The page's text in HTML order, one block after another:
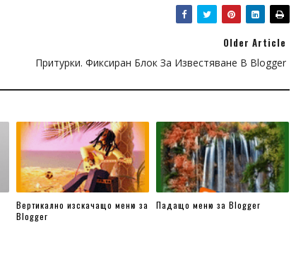
relative;
sharp/25/000000/information.png);
right:5px;
left: 3px;
relative;
5px;
Older Article
Притурки. Фиксиран Блок За Известяване В Blogger
Вертикално изскачащо меню за
Blogger
Падащо меню за Blogger